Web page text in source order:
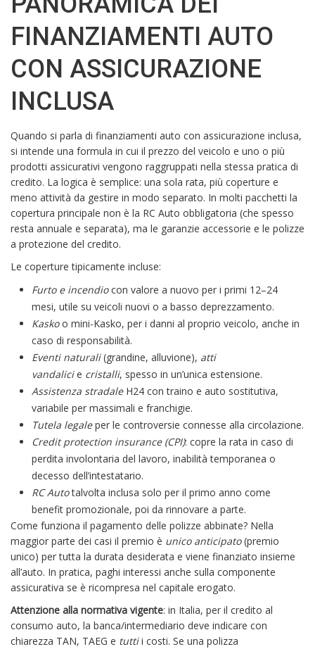
FINANZIAMENTI AUTO
CON ASSICURAZIONE
INCLUSA
Quando si parla di finanziamenti auto con assicurazione inclusa,
si intende una formula in cui il prezzo del veicolo e uno o più
prodotti assicurativi vengono raggruppati nella stessa pratica di
credito. La logica è semplice: una sola rata, più coperture e
meno attività da gestire in modo separato. In molti pacchetti la
copertura principale non è la RC Auto obbligatoria (che spesso
resta annuale e separata), ma le garanzie accessorie e le polizze
a protezione del credito.
Le coperture tipicamente incluse:
Furto e incendiocon valore a nuovo per i primi 12–24
mesi, utile su veicoli nuovi o a basso deprezzamento.
Kaskoo mini-Kasko, per i danni al proprio veicolo, anche in
caso di responsabilità.
Eventi naturali(grandine, alluvione), atti
vandalicie cristalli, spesso in un’unica estensione.
Assistenza stradaleH24 con traino e auto sostitutiva,
variabile per massimali e franchigie.
Tutela legaleper le controversie connesse alla circolazione.
Credit protection insurance (CPI): copre la rata in caso di
perdita involontaria del lavoro, inabilità temporanea o
decesso dell’intestatario.
RC Autotalvolta inclusa solo per il primo anno come
benefit promozionale, poi da rinnovare a parte.
Come funziona il pagamento delle polizze abbinate? Nella
maggior parte dei casi il premio è unico anticipato(premio
unico) per tutta la durata desiderata e viene finanziato insieme
all’auto. In pratica, paghi interessi anche sulla componente
assicurativa se è ricompresa nel capitale erogato.
Attenzione alla normativa vigente: in Italia, per il credito al
consumo auto, la banca/intermediario deve indicare con
chiarezza TAN, TAEG e tuttii costi. Se una polizza